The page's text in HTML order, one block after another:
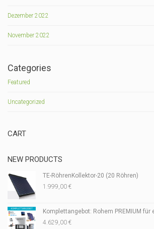
Dezember 2022
November 2022
Categories
Featured
Uncategorized
CART
NEW PRODUCTS
TE-RöhrenKollektor-20 (20 Röhren)
1.999,00 €
Komplettangebot: Rohem PREMIUM für
4.629,00 €